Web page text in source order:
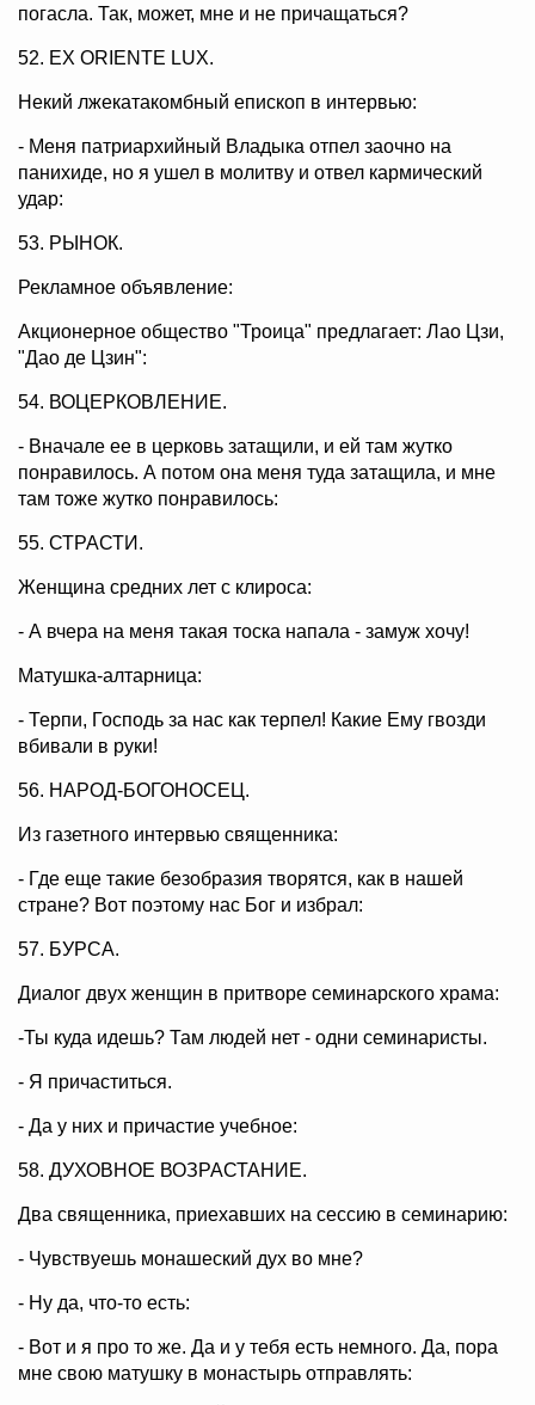
погасла. Так, может, мне и не причащаться?
52. EX ORIENTE LUX.
Некий лжекатакомбный епископ в интервью:
- Меня патриархийный Владыка отпел заочно на
панихиде, но я ушел в молитву и отвел кармический
удар:
53. РЫНОК.
Рекламное объявление:
Акционерное общество "Троица" предлагает: Лао Цзи,
"Дао де Цзин":
54. ВОЦЕРКОВЛЕНИЕ.
- Вначале ее в церковь затащили, и ей там жутко
понравилось. А потом она меня туда затащила, и мне
там тоже жутко понравилось:
55. СТРАСТИ.
Женщина средних лет с клироса:
- А вчера на меня такая тоска напала - замуж хочу!
Матушка-алтарница:
- Терпи, Господь за нас как терпел! Какие Ему гвозди
вбивали в руки!
56. НАРОД-БОГОНОСЕЦ.
Из газетного интервью священника:
- Где еще такие безобразия творятся, как в нашей
стране? Вот поэтому нас Бог и избрал:
57. БУРСА.
Диалог двух женщин в притворе семинарского храма:
-Ты куда идешь? Там людей нет - одни семинаристы.
- Я причаститься.
- Да у них и причастие учебное:
58. ДУХОВНОЕ ВОЗРАСТАНИЕ.
Два священника, приехавших на сессию в семинарию:
- Чувствуешь монашеский дух во мне?
- Ну да, что-то есть:
- Вот и я про то же. Да и у тебя есть немного. Да, пора
мне свою матушку в монастырь отправлять: